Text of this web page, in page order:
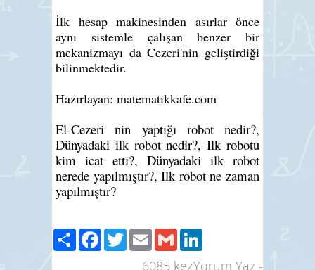
İlk hesap makinesinden asırlar önce
aynı sistemle çalışan benzer bir
mekanizmayı da Cezeri'nin geliştirdiği
bilinmektedir.
Hazırlayan: matematikkafe.com
El-Cezeri nin yaptığı robot nedir?,
Dünyadaki ilk robot nedir?, Ilk robotu
kim icat etti?, Dünyadaki ilk robot
nerede yapılmıştır?, Ilk robot ne zaman
yapılmıştır?
ShareFacebook
TwitterEmailGmail
Yorum Yaz -
6085 kez